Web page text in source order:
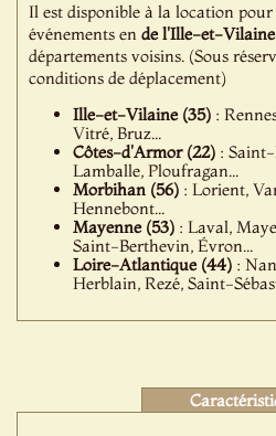
Il est disponible à la location pour
événements ende l'Ille-et-Vilaine
départements voisins. (Sous
conditions de déplacement)
Ille-et-Vilaine (35) :
Vitré, Bruz...
Côtes-d'Armor (22) :
Lamballe, Ploufragan...
Morbihan (56) : Lorient,
Hennebont...
Mayenne (53) : Laval,
Saint-Berthevin, Évron...
Loire-Atlantique (44) :
Herblain, Rezé, Saint-